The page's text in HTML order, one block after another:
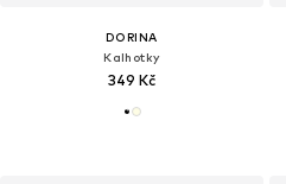
DORINA
Kalhotky
349 Kč